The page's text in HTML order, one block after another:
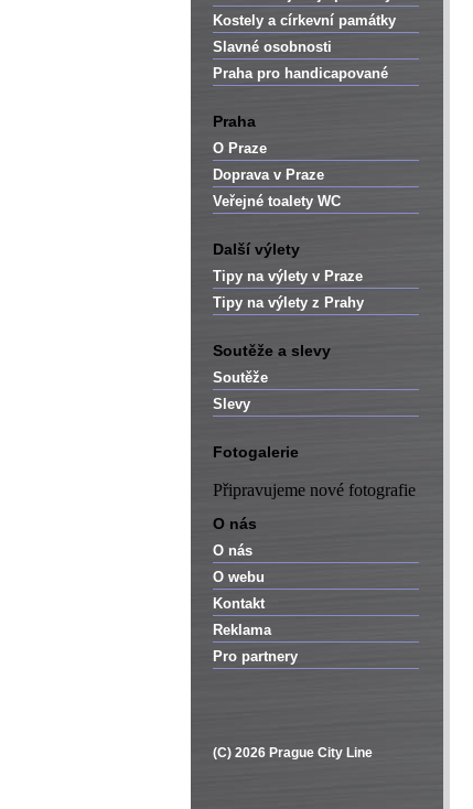
Kostely a církevní památky
Slavné osobnosti
Praha pro handicapované
Praha
O Praze
Doprava v Praze
Veřejné toalety WC
Další výlety
Tipy na výlety v Praze
Tipy na výlety z Prahy
Soutěže a slevy
Soutěže
Slevy
Fotogalerie
Připravujeme nové fotografie
O nás
O nás
O webu
Kontakt
Reklama
Pro partnery
(C) 2026 Prague City Line